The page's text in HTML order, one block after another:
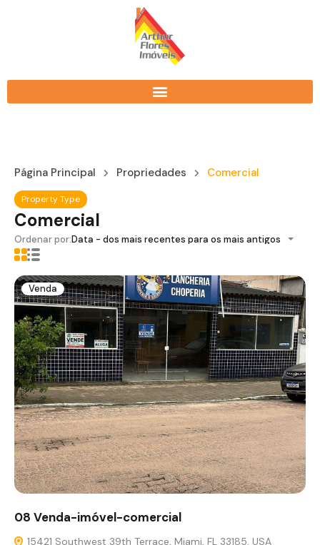
Página Principal Propriedades Comercial
Property Type
Comercial
Ordenar por:Data - dos mais recentes para os mais antigos
Venda
08 Venda-imóvel-comercial
15421 Southwest 39th Terrace, Miami, FL 33185, USA